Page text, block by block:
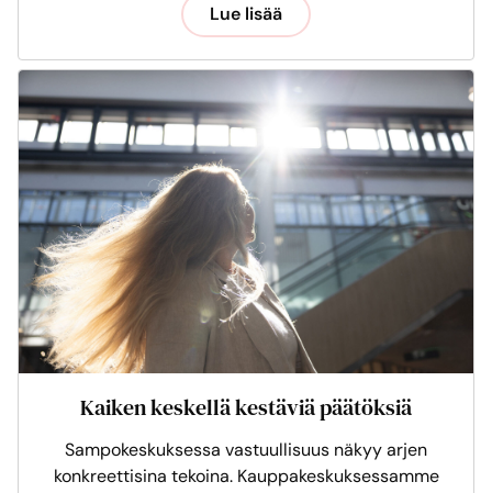
Lue lisää
Kaiken keskellä kestäviä päätöksiä
Sampokeskuksessa vastuullisuus näkyy arjen
konkreettisina tekoina. Kauppakeskuksessamme